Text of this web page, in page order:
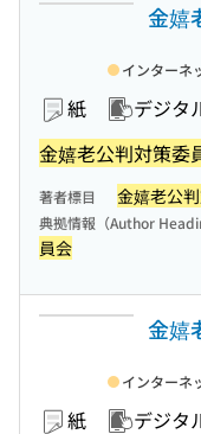
金嬉
紙 デジタ
金嬉老公判対策委
インターネ
著者標目 金嬉老公
典拠情報（Author
員会
金嬉
紙 デジタ
インターネ